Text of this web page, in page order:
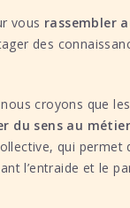
vous rassembler
des
croyons que
du sens au
qui permet
l’entraide et le